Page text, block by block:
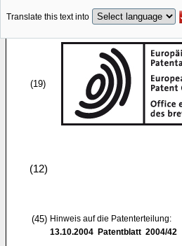
Translate this text into
(19)
(12)
(45) Hinweis auf die Patenterteilung:
13.10.2004 Patentblatt 2004/42